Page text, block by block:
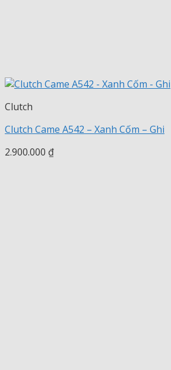
Clutch
Clutch Came A542 – Xanh Cốm – Ghi
2.900.000 ₫